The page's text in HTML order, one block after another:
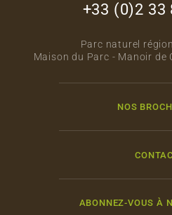
+33 (0)2 33
Parc naturel
Maison du Parc - Manoir de
NOS
ABONNEZ-VOUS À